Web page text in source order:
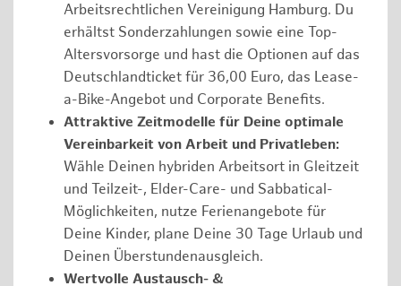
Arbeitsrechtlichen Vereinigung Hamburg. Du
erhältst Sonderzahlungen sowie eine Top-
Altersvorsorge und hast die Optionen auf das
Deutschlandticket für 36,00 Euro, das Lease-
a-Bike-Angebot und Corporate Benefits.
Attraktive Zeitmodelle für Deine optimale
Vereinbarkeit von Arbeit und Privatleben:
Wähle Deinen hybriden Arbeitsort in Gleitzeit
und Teilzeit-, Elder-Care- und Sabbatical-
Möglichkeiten, nutze Ferienangebote für
Deine Kinder, plane Deine 30 Tage Urlaub und
Deinen Überstundenausgleich.
Wertvolle Austausch- &